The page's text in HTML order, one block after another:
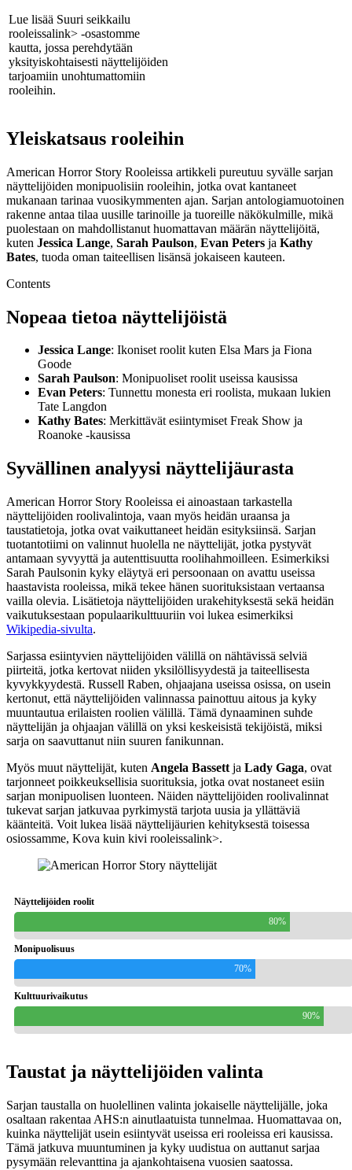
Lue lisää Suuri seikkailu
rooleissalink> -osastomme
kautta, jossa perehdytään
yksityiskohtaisesti näyttelijöiden
tarjoamiin unohtumattomiin
rooleihin.
Yleiskatsaus rooleihin
American Horror Story Rooleissa artikkeli pureutuu syvälle sarjan
näyttelijöiden monipuolisiin rooleihin, jotka ovat kantaneet
mukanaan tarinaa vuosikymmenten ajan. Sarjan antologiamuotoinen
rakenne antaa tilaa uusille tarinoille ja tuoreille näkökulmille, mikä
puolestaan on mahdollistanut huomattavan määrän näyttelijöitä,
kuten Jessica Lange, Sarah Paulson, Evan Peters ja Kathy
Bates, tuoda oman taiteellisen lisänsä jokaiseen kauteen.
Contents
Nopeaa tietoa näyttelijöistä
Jessica Lange: Ikoniset roolit kuten Elsa Mars ja Fiona
Goode
Sarah Paulson: Monipuoliset roolit useissa kausissa
Evan Peters: Tunnettu monesta eri roolista, mukaan lukien
Tate Langdon
Kathy Bates: Merkittävät esiintymiset Freak Show ja
Roanoke -kausissa
Syvällinen analyysi näyttelijäurasta
American Horror Story Rooleissa ei ainoastaan tarkastella
näyttelijöiden roolivalintoja, vaan myös heidän uraansa ja
taustatietoja, jotka ovat vaikuttaneet heidän esityksiinsä. Sarjan
tuotantotiimi on valinnut huolella ne näyttelijät, jotka pystyvät
antamaan syvyyttä ja autenttisuutta roolihahmoilleen. Esimerkiksi
Sarah Paulsonin kyky eläytyä eri persoonaan on avattu useissa
haastavista rooleissa, mikä tekee hänen suorituksistaan vertaansa
vailla olevia. Lisätietoja näyttelijöiden urakehityksestä sekä heidän
vaikutuksestaan populaarikulttuuriin voi lukea esimerkiksi
Wikipedia-sivulta.
Sarjassa esiintyvien näyttelijöiden välillä on nähtävissä selviä
piirteitä, jotka kertovat niiden yksilöllisyydestä ja taiteellisesta
kyvykkyydestä. Russell Raben, ohjaajana useissa osissa, on usein
kertonut, että näyttelijöiden valinnassa painottuu aitous ja kyky
muuntautua erilaisten roolien välillä. Tämä dynaaminen suhde
näyttelijän ja ohjaajan välillä on yksi keskeisistä tekijöistä, miksi
sarja on saavuttanut niin suuren fanikunnan.
Myös muut näyttelijät, kuten Angela Bassett ja Lady Gaga, ovat
tarjonneet poikkeuksellisia suorituksia, jotka ovat nostaneet esiin
sarjan monipuolisen luonteen. Näiden näyttelijöiden roolivalinnat
tukevat sarjan jatkuvaa pyrkimystä tarjota uusia ja yllättäviä
käänteitä. Voit lukea lisää näyttelijäurien kehityksestä toisessa
osiossamme, Kova kuin kivi rooleissalink>.
Näyttelijöiden roolit
80%
Monipuolisuus
70%
Kulttuurivaikutus
90%
Taustat ja näyttelijöiden valinta
Sarjan taustalla on huolellinen valinta jokaiselle näyttelijälle, joka
osaltaan rakentaa AHS:n ainutlaatuista tunnelmaa. Huomattavaa on,
kuinka näyttelijät usein esiintyvät useissa eri rooleissa eri kausissa.
Tämä jatkuva muuntuminen ja kyky uudistua on auttanut sarjaa
pysymään relevanttina ja ajankohtaisena vuosien saatossa.